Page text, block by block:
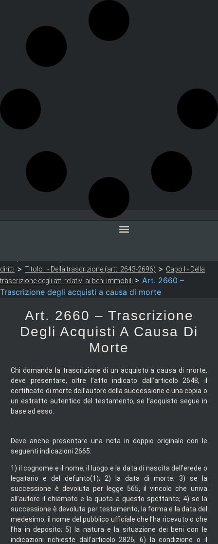
diritti > Titolo I - Della trascrizione (artt. 2643-2696) > Capo I - Della
trascrizione degli atti relativi ai beni immobili > Art. 2660 –
Trascrizione degli acquisti a causa di morte
Art. 2660 – Trascrizione
Degli Acquisti A Causa Di
Morte
Chi domanda la trascrizione di un acquisto a causa di morte,
deve presentare, oltre l’atto indicato dall’articolo 2648, il
certificato di morte dell’autore della successione e una copia o
un estratto autentico del testamento, se l’acquisto segue in
base ad esso.
Deve anche presentare una nota in doppio originale con le
seguenti indicazioni 2665:
1) il cognome e il nome, il luogo e la data di nascita dell’erede o
legatario e del defunto(1);
2) la data di morte;
3) se la
successione è devoluta per legge 565, il vincolo che univa
all’autore il chiamato e la quota a questo spettante; 4) se la
successione è devoluta per testamento, la forma e la data del
medesimo, il nome del pubblico ufficiale che l’ha ricevuto o che
l’ha in deposito; 5) la natura e la situazione dei beni con le
indicazioni richieste dall’articolo 2826; 6) la condizione o il